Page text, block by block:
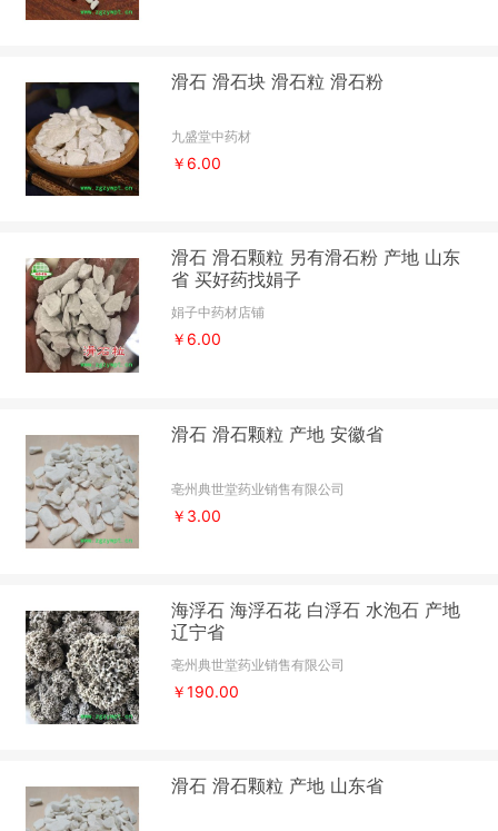
滑石 滑石块 滑石粒 滑石粉
九盛堂中药材
￥6.00
滑石 滑石颗粒 另有滑石粉 产地 山东
省 买好药找娟子
娟子中药材店铺
￥6.00
滑石 滑石颗粒 产地 安徽省
亳州典世堂药业销售有限公司
￥3.00
海浮石 海浮石花 白浮石 水泡石 产地
辽宁省
亳州典世堂药业销售有限公司
￥190.00
滑石 滑石颗粒 产地 山东省